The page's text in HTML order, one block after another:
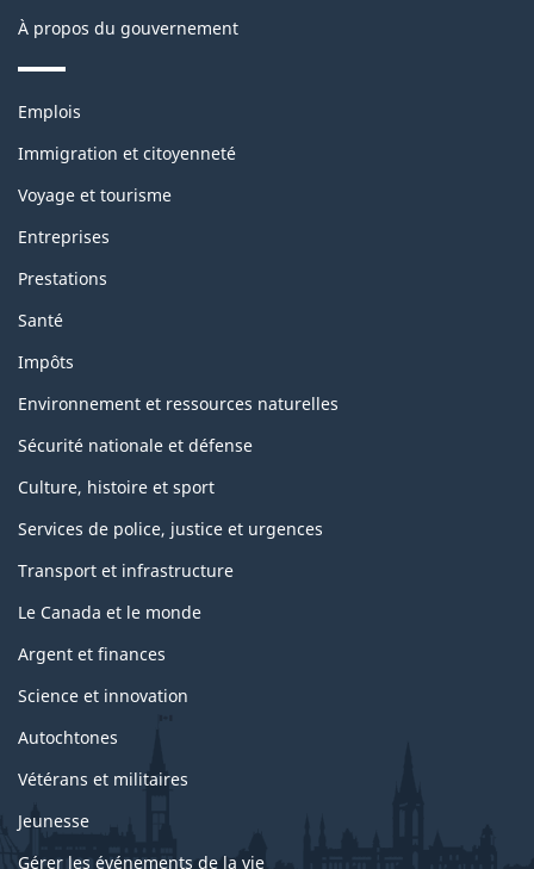
À propos du gouvernement
Thèmes
sujets
Emplois
Immigration et citoyenneté
Voyage et tourisme
Entreprises
Prestations
Santé
Impôts
Environnement et ressources naturelles
Sécurité nationale et défense
Culture, histoire et sport
Services de police, justice et urgences
Transport et infrastructure
Le Canada et le monde
Argent et finances
Science et innovation
Autochtones
Vétérans et militaires
Jeunesse
Gérer les événements de la vie